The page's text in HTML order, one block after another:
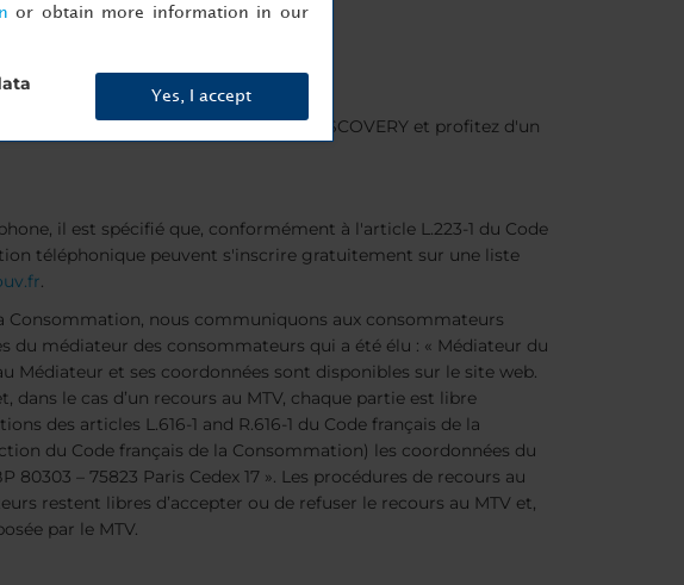
, devenez membre Minor DISCOVERY et profitez d'un
il est spécifié que, conformément à l'article L.223-1 du Code
téléphonique peuvent s'inscrire gratuitement sur une liste
.
Consommation, nous communiquons aux consommateurs
du médiateur des consommateurs qui a été élu : « Médiateur du
Médiateur et ses coordonnées sont disponibles sur le site web.
le cas d’un recours au MTV, chaque partie est libre
des articles L.616-1 and R.616-1 du Code français de la
du Code français de la Consommation) les coordonnées du
– 75823 Paris Cedex 17 ». Les procédures de recours au
restent libres d’accepter ou de refuser le recours au MTV et,
par le MTV.
or obtain more information in our
Yes, I accept